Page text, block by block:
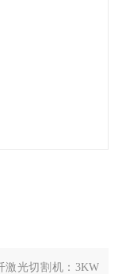
激光切割机：3KW